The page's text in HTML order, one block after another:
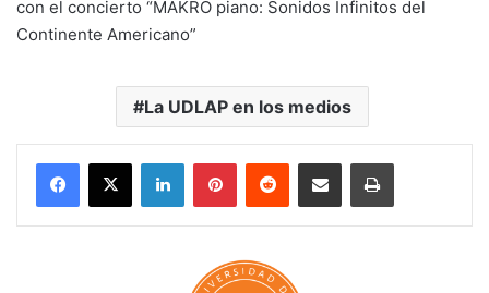
con el concierto “MAKRO piano: Sonidos Infinitos del
Continente Americano”
La UDLAP en los medios
LinkedInPinterestReddit Share via Email Print